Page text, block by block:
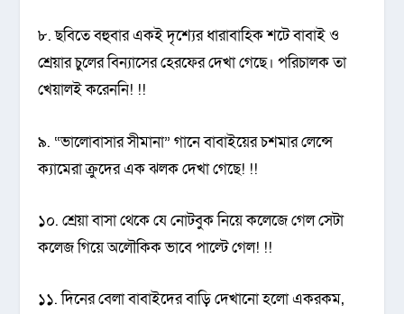
৮. ছবিতে বহুবার একই দৃশ্যের ধারাবাহিক শটে বাবাই ও
শ্রেয়ার চুলের বিন্যাসের হেরফের দেখা গেছে। পরিচালক তা
খেয়ালই করেননি! !!
৯. “ভালোবাসার সীমানা” গানে বাবাইয়ের চশমার লেন্সে
ক্যামেরা ক্রুদের এক ঝলক দেখা গেছে! !!
১০. শ্রেয়া বাসা থেকে যে নোটবুক নিয়ে কলেজে গেল সেটা
কলেজ গিয়ে অলৌকিক ভাবে পাল্টে গেল! !!
১১. দিনের বেলা বাবাইদের বাড়ি দেখানো হলো একরকম‚